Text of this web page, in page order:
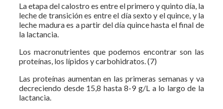
La etapa del calostro es entre el primero y quinto día, la
leche de transición es entre el día sexto y el quince, y la
leche madura es a partir del día quince hasta el final de
la lactancia.
Los macronutrientes que podemos encontrar son las
proteínas, los lípidos y carbohidratos. (7)
Las proteínas aumentan en las primeras semanas y va
decreciendo desde 15,8 hasta 8-9 g/L a lo largo de la
lactancia.